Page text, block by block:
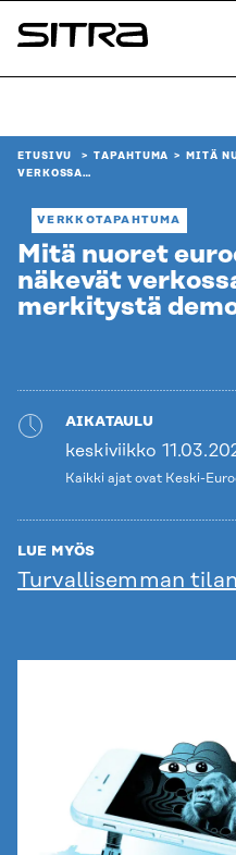
Siirry
suoraan
Sitra
ETUSIVU TAPAHTUMA
MITÄ
VERKOSSA…
VERKKOTAPAHTUMA
Mitä nuoret
näkevät
merkitystä
AIKATAULU
keskiviikko
Kaikki ajat ovat Keski-
LUE MYÖS
Turvallisemman